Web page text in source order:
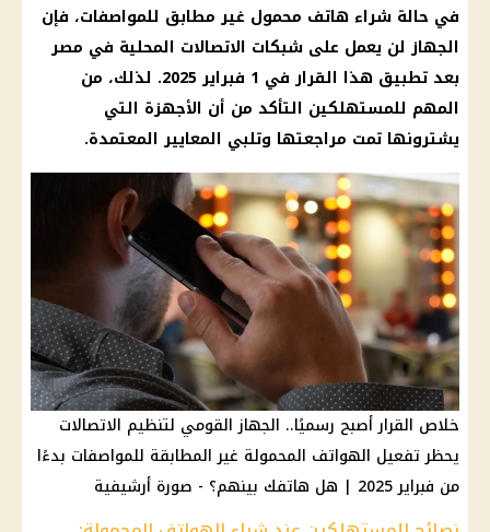
في حالة شراء هاتف محمول غير مطابق للمواصفات، فإن
الجهاز لن يعمل على شبكات الاتصالات المحلية في مصر
بعد تطبيق هذا القرار في 1 فبراير 2025. لذلك، من
المهم للمستهلكين التأكد من أن الأجهزة التي
يشترونها تمت مراجعتها وتلبي المعايير المعتمدة.
خلاص القرار أصبح رسميًا.. الجهاز القومي لتنظيم الاتصالات
يحظر تفعيل الهواتف المحمولة غير المطابقة للمواصفات بدءًا
من فبراير 2025 | هل هاتفك بينهم؟ - صورة أرشيفية